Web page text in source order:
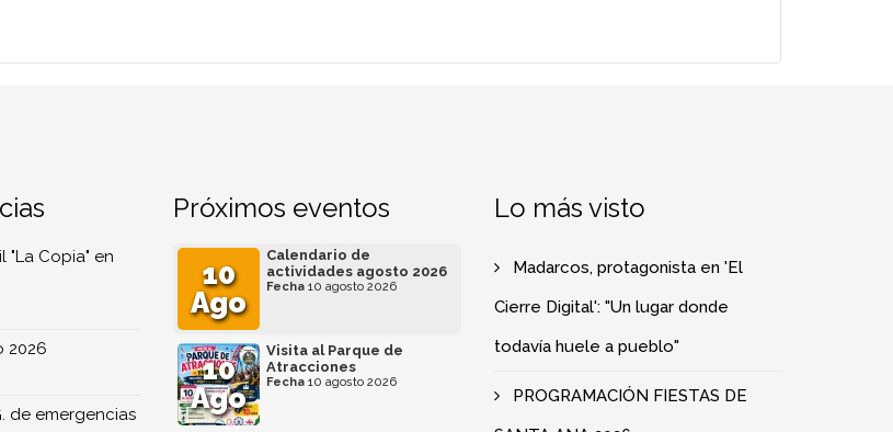
"La Copia" en
2026
de emergencias
Próximos eventos
10
Ago
Calendario de
actividades agosto 2026
Fecha 10 agosto 2026
10
Ago
Visita al Parque de
Atracciones
Fecha 10 agosto 2026
Lo más visto
Madarcos, protagonista en 'El
Cierre Digital': "Un lugar donde
todavía huele a pueblo"
PROGRAMACIÓN FIESTAS DE